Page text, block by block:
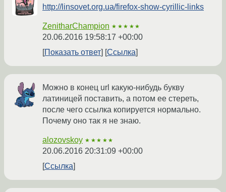
http://linsovet.org.ua/firefox-show-cyrillic-links
ZenitharChampion ★★★★★
20.06.2016 19:58:17 +00:00
Показать ответ
Ссылка
Можно в конец url какую-нибудь букву
латиницей поставить, а потом ее стереть,
после чего ссылка копируется нормально.
Почему оно так я не знаю.
alozovskoy ★★★★★
20.06.2016 20:31:09 +00:00
Ссылка